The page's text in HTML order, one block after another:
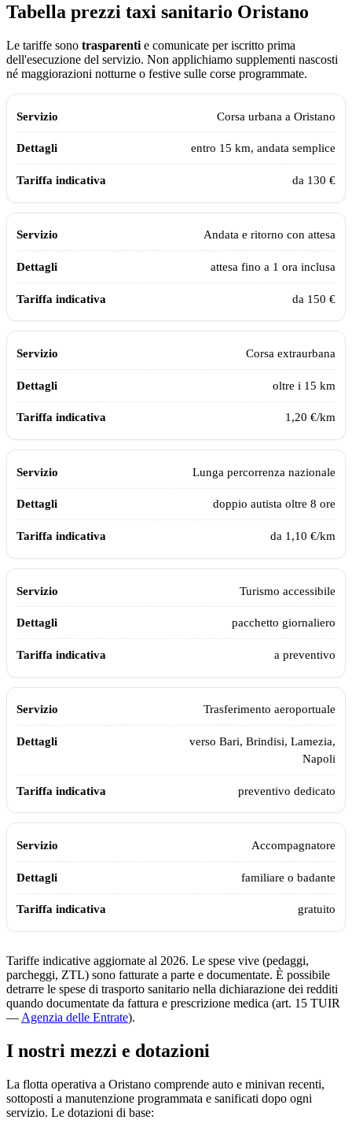
Tabella prezzi taxi sanitario Oristano
Le tariffe sono trasparenti e comunicate per iscritto prima
dell'esecuzione del servizio. Non applichiamo supplementi nascosti
né maggiorazioni notturne o festive sulle corse programmate.
Tabella dei prezzi e delle tratte del taxi sanitario Assistiamo Te a
Servizio
Corsa urbana a Oristano
entro 15 km, andata semplice
da 130 €
Andata e ritorno con attesa
attesa fino a 1 ora inclusa
da 150 €
Corsa extraurbana
oltre i 15 km
1,20 €/km
Lunga percorrenza nazionale
doppio autista oltre 8 ore
da 1,10 €/km
Turismo accessibile
pacchetto giornaliero
a preventivo
Trasferimento aeroportuale
verso Bari, Brindisi, Lamezia,
Napoli
preventivo dedicato
Accompagnatore
familiare o badante
gratuito
Tariffe indicative aggiornate al 2026. Le spese vive (pedaggi,
parcheggi, ZTL) sono fatturate a parte e documentate. È possibile
detrarre le spese di trasporto sanitario nella dichiarazione dei redditi
quando documentate da fattura e prescrizione medica (art. 15 TUIR
— Agenzia delle Entrate).
I nostri mezzi e dotazioni
La flotta operativa a Oristano comprende auto e minivan recenti,
sottoposti a manutenzione programmata e sanificati dopo ogni
servizio. Le dotazioni di base: